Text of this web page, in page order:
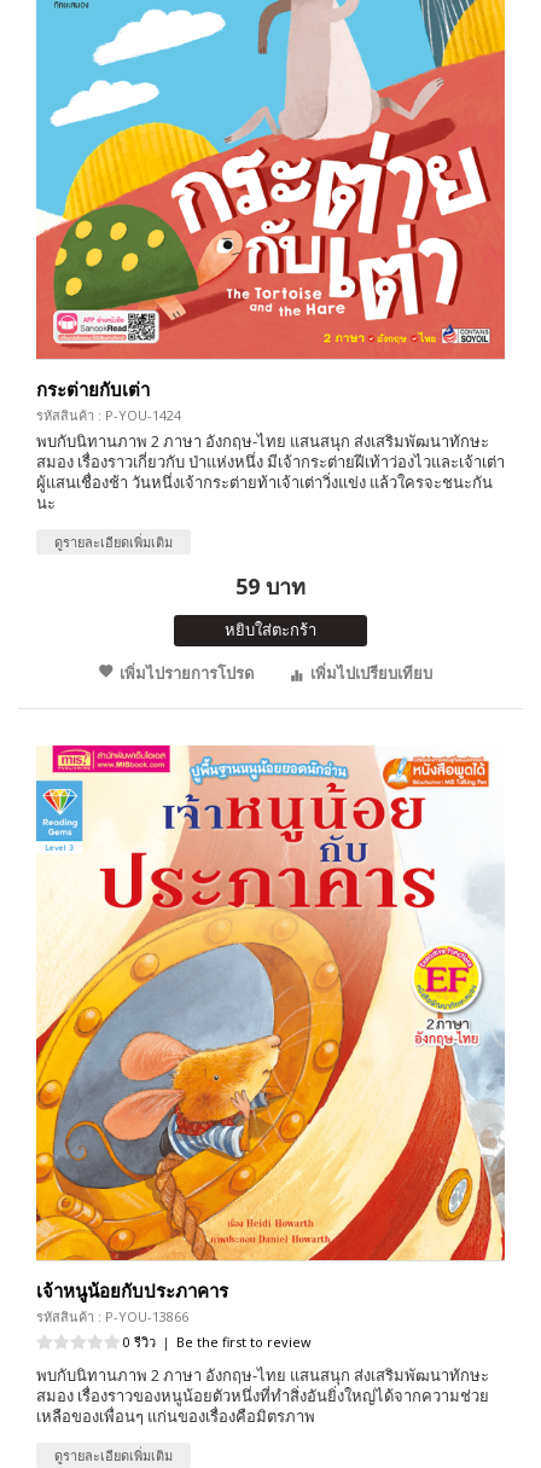
กระต่ายกับเต่า
รหัสสินค้า : P-YOU-1424
พบกับนิทานภาพ 2 ภาษา อังกฤษ-ไทย แสนสนุก ส่งเสริมพัฒนาทักษะ
สมอง เรื่องราวเกี่ยวกับ ป่าแห่งหนึ่ง มีเจ้ากระต่ายฝีเท้าว่องไวและเจ้าเต่า
ผู้แสนเชื่องช้า วันหนึ่งเจ้ากระต่ายท้าเจ้าเต่าวิ่งแข่ง แล้วใครจะชนะกัน
นะ
ดูรายละเอียดเพิ่มเติม
59 บาท
หยิบใส่ตะกร้า
เพิ่มไปรายการโปรด
เพิ่มไปเปรียบเทียบ
เจ้าหนูน้อยกับประภาคาร
รหัสสินค้า : P-YOU-13866
0 รีวิว | Be the first to review
พบกับนิทานภาพ 2 ภาษา อังกฤษ-ไทย แสนสนุก ส่งเสริมพัฒนาทักษะ
สมอง เรื่องราวของหนูน้อยตัวหนึ่งที่ทำสิ่งอันยิ่งใหญ่ได้จากความช่วย
เหลือของเพื่อนๆ แก่นของเรื่องคือมิตรภาพ
ดูรายละเอียดเพิ่มเติม